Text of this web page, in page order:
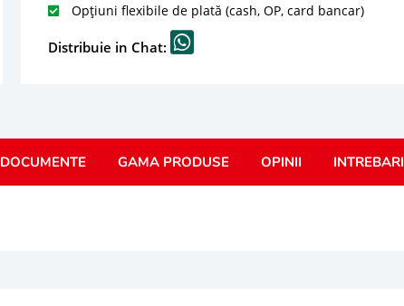
Opțiuni flexibile de plată (cash, OP, card bancar)
Distribuie in Chat:
DOCUMENTE GAMA PRODUSE OPINII INTREBARI